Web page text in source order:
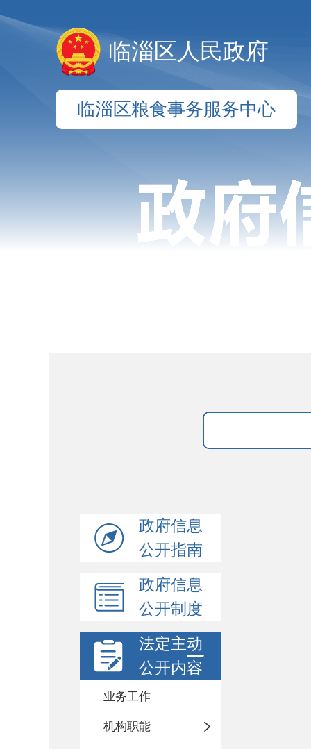
临淄区人民政府
临淄区粮食事务服务中心
政府信息
公开指南
政府信息
公开制度
法定主动
公开内容
业务工作
机构职能